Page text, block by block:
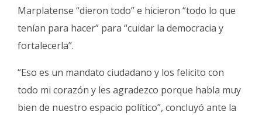
Marplatense “dieron todo” e hicieron “todo lo que
tenían para hacer” para “cuidar la democracia y
fortalecerla”.
“Eso es un mandato ciudadano y los felicito con
todo mi corazón y les agradezco porque habla muy
bien de nuestro espacio político”, concluyó ante la